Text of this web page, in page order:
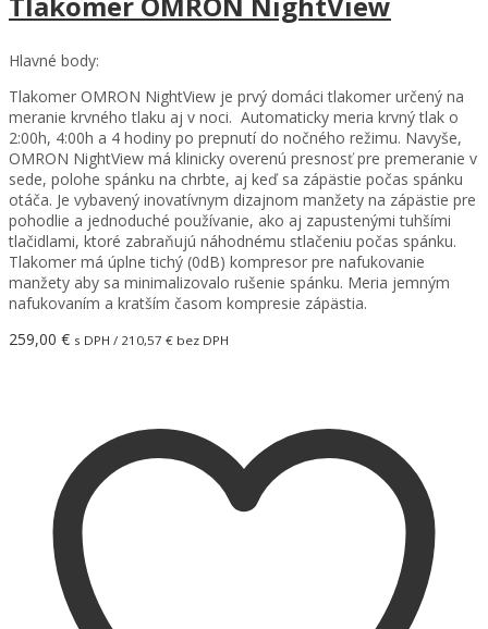
Hlavné body:
Tlakomer OMRON NightView je prvý domáci tlakomer určený na
meranie krvného tlaku aj v noci. Automaticky meria krvný tlak o
2:00h, 4:00h a 4 hodiny po prepnutí do nočného režimu. Navyše,
OMRON NightView má klinicky overenú presnosť pre premeranie v
sede, polohe spánku na chrbte, aj keď sa zápästie počas spánku
otáča. Je vybavený inovatívnym dizajnom manžety na zápästie pre
pohodlie a jednoduché používanie, ako aj zapustenými tuhšími
tlačidlami, ktoré zabraňujú náhodnému stlačeniu počas spánku.
Tlakomer má úplne tichý (0dB) kompresor pre nafukovanie
manžety aby sa minimalizovalo rušenie spánku. Meria jemným
nafukovaním a kratším časom kompresie zápästia.
259,00 € s DPH / 210,57 € bez DPH